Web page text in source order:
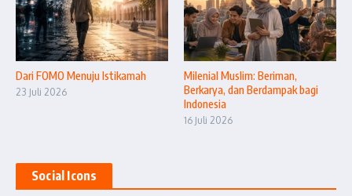
Dari FOMO Menuju Istikamah
23 Juli 2026
Milenial Muslim: Beriman,
Berkarya, dan Berdampak bagi
Indonesia
16 Juli 2026
Social Icons